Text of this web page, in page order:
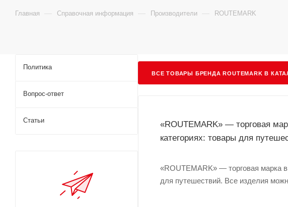
Главная — Справочная информация — Производители — ROUTEMARK
ВСЕ ТОВАРЫ БРЕНДА ROUTEMARK В
«ROUTEMARK» — торговая
категориях: товары для
«ROUTEMARK» — торговая марка
для путешествий. Все изделия
Политика
Вопрос-ответ
Статьи